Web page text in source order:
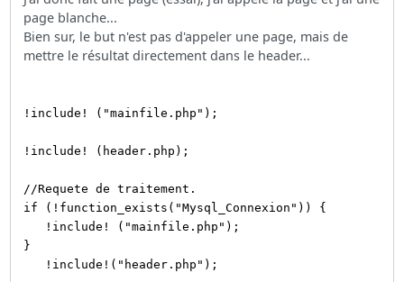
page blanche...
Bien sur, le but n'est pas d'appeler une page, mais de
mettre le résultat directement dans le header...
!include! ("mainfile.php");
!include! (header.php);
//Requete de traitement.
if (!function_exists("Mysql_Connexion")) {
!include! ("mainfile.php");
}
!include!("header.php");